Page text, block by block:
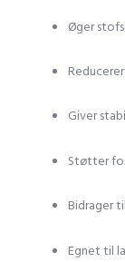
Øger
Giver
Støtter
Bidrager
Egnet til